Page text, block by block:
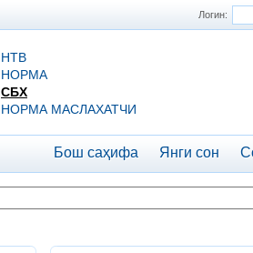
Логин:
НТВ
НОРМА
СБХ
НОРМА МАСЛАХАТЧИ
Бош саҳифа Янги сон